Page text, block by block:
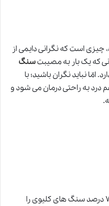
چیزی است که نگرانی دایمی از
که یک بار به مصیبتسنگ
امّا نباید نگران باشید؛ با
به راحتی درمان می شود و
: حدود ۸۰-۷۵ درصد سنگ های کلیوی را